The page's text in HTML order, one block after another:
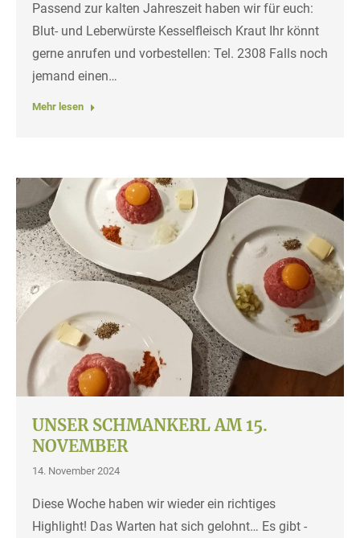
Passend zur kalten Jahreszeit haben wir für euch:
Blut- und Leberwürste Kesselfleisch Kraut Ihr könnt
gerne anrufen und vorbestellen: Tel. 2308 Falls noch
jemand einen…
Mehr lesen
UNSER SCHMANKERL AM 15.
NOVEMBER
14. November 2024
Diese Woche haben wir wieder ein richtiges
Highlight! Das Warten hat sich gelohnt… Es gibt -